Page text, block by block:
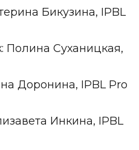
Бикузина, IPBL
Полина Суханицкая,
Доронина, IPBL Pro
Инкина, IPBL